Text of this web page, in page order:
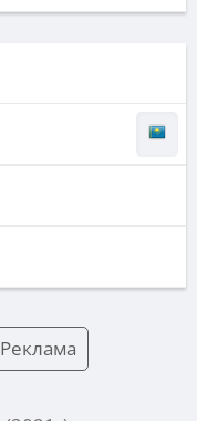
Реклама